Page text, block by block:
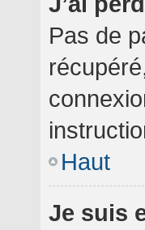
Pas de
Haut
Je suis